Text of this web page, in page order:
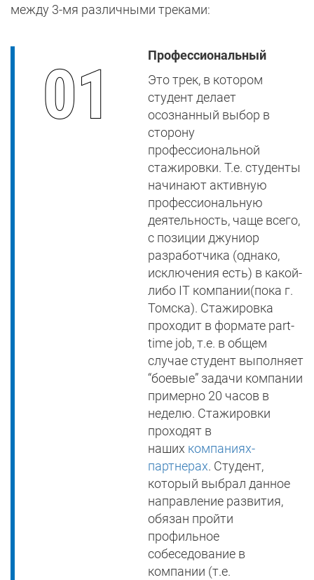
между 3-мя различными треками:
Профессиональный
Это трек, в котором
студент делает
осознанный выбор в
сторону
профессиональной
стажировки. Т.е. студенты
начинают активную
профессиональную
деятельность, чаще всего,
с позиции джуниор
разработчика (однако,
исключения есть) в какой-
либо IT компании(пока г.
Томска). Стажировка
проходит в формате part-
time job, т.е. в общем
случае студент выполняет
“боевые” задачи компании
примерно 20 часов в
неделю. Стажировки
проходят в
наших компаниях-
партнерах. Студент,
который выбрал данное
направление развития,
обязан пройти
профильное
собеседование в
компании (т.е.